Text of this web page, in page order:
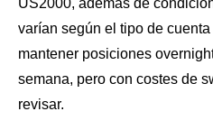
US2000, además de
varían según el tipo de
mantener posiciones
semana, pero con costes de
revisar.